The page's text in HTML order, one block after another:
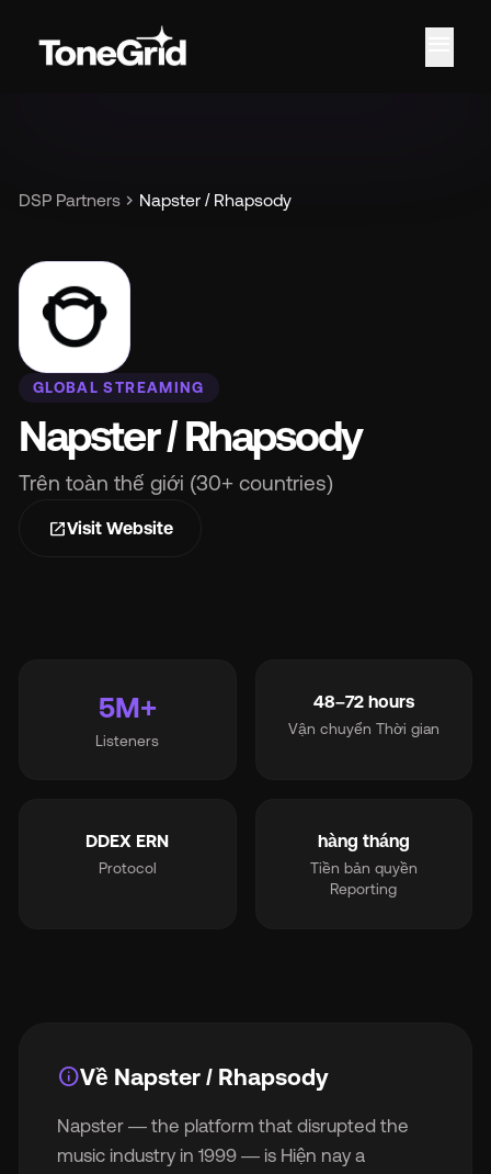
DSP Partners chevron_right Napster / Rhapsody
GLOBAL STREAMING
Napster / Rhapsody
Trên toàn thế giới (30+ countries)
open_in_newVisit Website
5M+
Listeners
48–72 hours
Vận chuyển Thời gian
DDEX ERN
Protocol
hàng tháng
Tiền bản quyền
Reporting
infoVề Napster / Rhapsody
Napster — the platform that disrupted the
music industry in 1999 — is Hiện nay a